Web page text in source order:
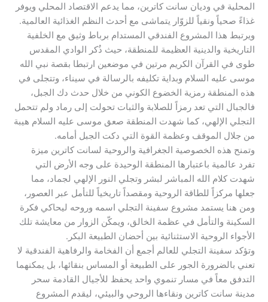
المحلية في وديان سانت كاترين، مما يدعم الاقتصاد المحلي ويوفر
غذاءً صحياً ونقياً للزوّار يتماشى مع أحدث النظم الغذائية العالمية.
​ويرتبط هذا المشروع الفندقي المستدام برباط وثيق مع الخلفية
التاريخية والدينية العظيمة للمنطقة، حيث ذُكر الوادي المقدس
طوى في القرآن الكريم مرتين في موضعين ارتبطا بقصة نبي الله
موسى عليه السلام وبداية تكليفه بالرسالة في سيناء، وتتجلى في
هذه المنطقة رمزية الخضوع الكوني من خلال حدث دك الجبل،
فالجبال التي تعد رمزاً للصلابة والثبات تحولت إلى رماد ولم تتحمل
التجلي الإلهي، كما شهدت المنطقة صعق موسى عليه السلام هيبة
من جلال الموقف وعظمة القوة التي دكت الجبل أمامه.
​وتمنح هذه الخصوصية الجغرافية والروحية لسانت كاترين ميزة
تفرد عالمية باعتبارها المنطقة الوحيدة على وجه الأرض التي
شهدت كلام الله المباشر لبشر وتجلي النور الإلهي لجماد، مما
جعلها مركزاً للطاقة الروحية ومقصداً تاريخياً للتأمل عبر العصور،
ومن هنا يستمد مشروع سفينة التجلي اسمه وروحه ليحاكي فكرة
السكينة والتأمل في عظمة الخالق، ويمكّن الزوار من معايشة تلك
الأجواء الروحية الاستثنائية بين أحضان الطبيعة البكر.
​وتؤكد سفينة التجلي للعالم أجمع أن الفخامة والرفاهية الفندقية لا
تعني بالضرورة الجور على الطبيعة أو المساس بنقائها، بل يمكنهما
التدفق معاً في مسار تنموي واحد يحفظ للأجيال القادمة سحر
مدينة سانت كاترين ونقاءها الروحي والبيئي، ليقدم المشروع